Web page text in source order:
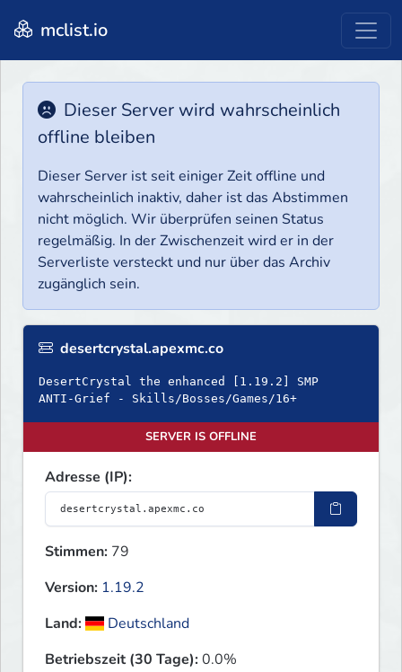
mclist.io
Dieser Server wird wahrscheinlich
offline bleiben
Dieser Server ist seit einiger Zeit offline und
wahrscheinlich inaktiv, daher ist das Abstimmen
nicht möglich. Wir überprüfen seinen Status
regelmäßig. In der Zwischenzeit wird er in der
Serverliste versteckt und nur über das Archiv
zugänglich sein.
desertcrystal.apexmc.co
DesertCrystal the enhanced [1.19.2] SMP
ANTI-Grief - Skills/Bosses/Games/16+
SERVER IS OFFLINE
Adresse (IP):
Stimmen: 79
Version: 1.19.2
Land:
Deutschland
Betriebszeit (30 Tage):0.0%